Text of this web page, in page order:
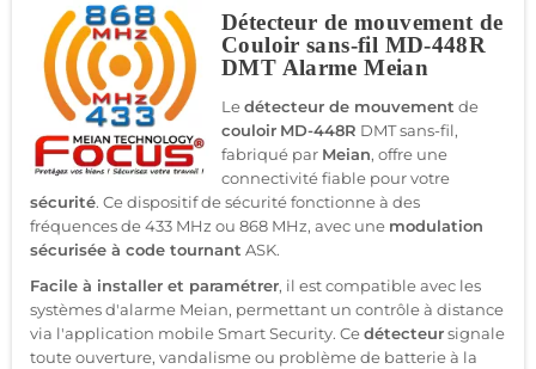
Détecteur de mouvement de
Couloir sans-fil MD-448R
DMT Alarme Meian
Ledétecteur de mouvement de
couloir MD-448R DMT sans-fil,
fabriqué par Meian, offre une
connectivité fiable pour votre
sécurité. Ce dispositif de sécurité fonctionne à des
fréquences de 433 MHz ou 868 MHz, avec une modulation
sécurisée à code tournant ASK.
Facile à installer et paramétrer, il est compatible avec les
systèmes d'alarme Meian, permettant un contrôle à distance
via l'application mobile Smart Security. Cedétecteursignale
toute ouverture, vandalisme ou problème de batterie à la